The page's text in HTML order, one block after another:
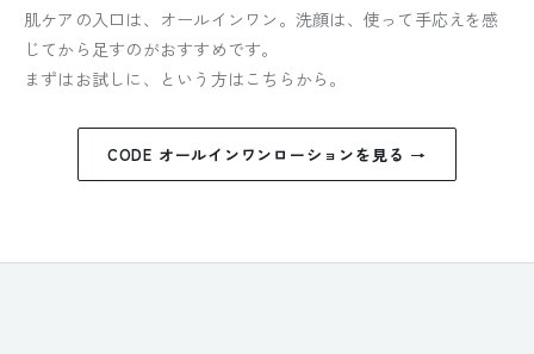
肌ケアの入口は、オールインワン。洗顔は、使って手応えを感
じてから足すのがおすすめです。
まずはお試しに、という方はこちらから。
CODE オールインワンローションを見る →